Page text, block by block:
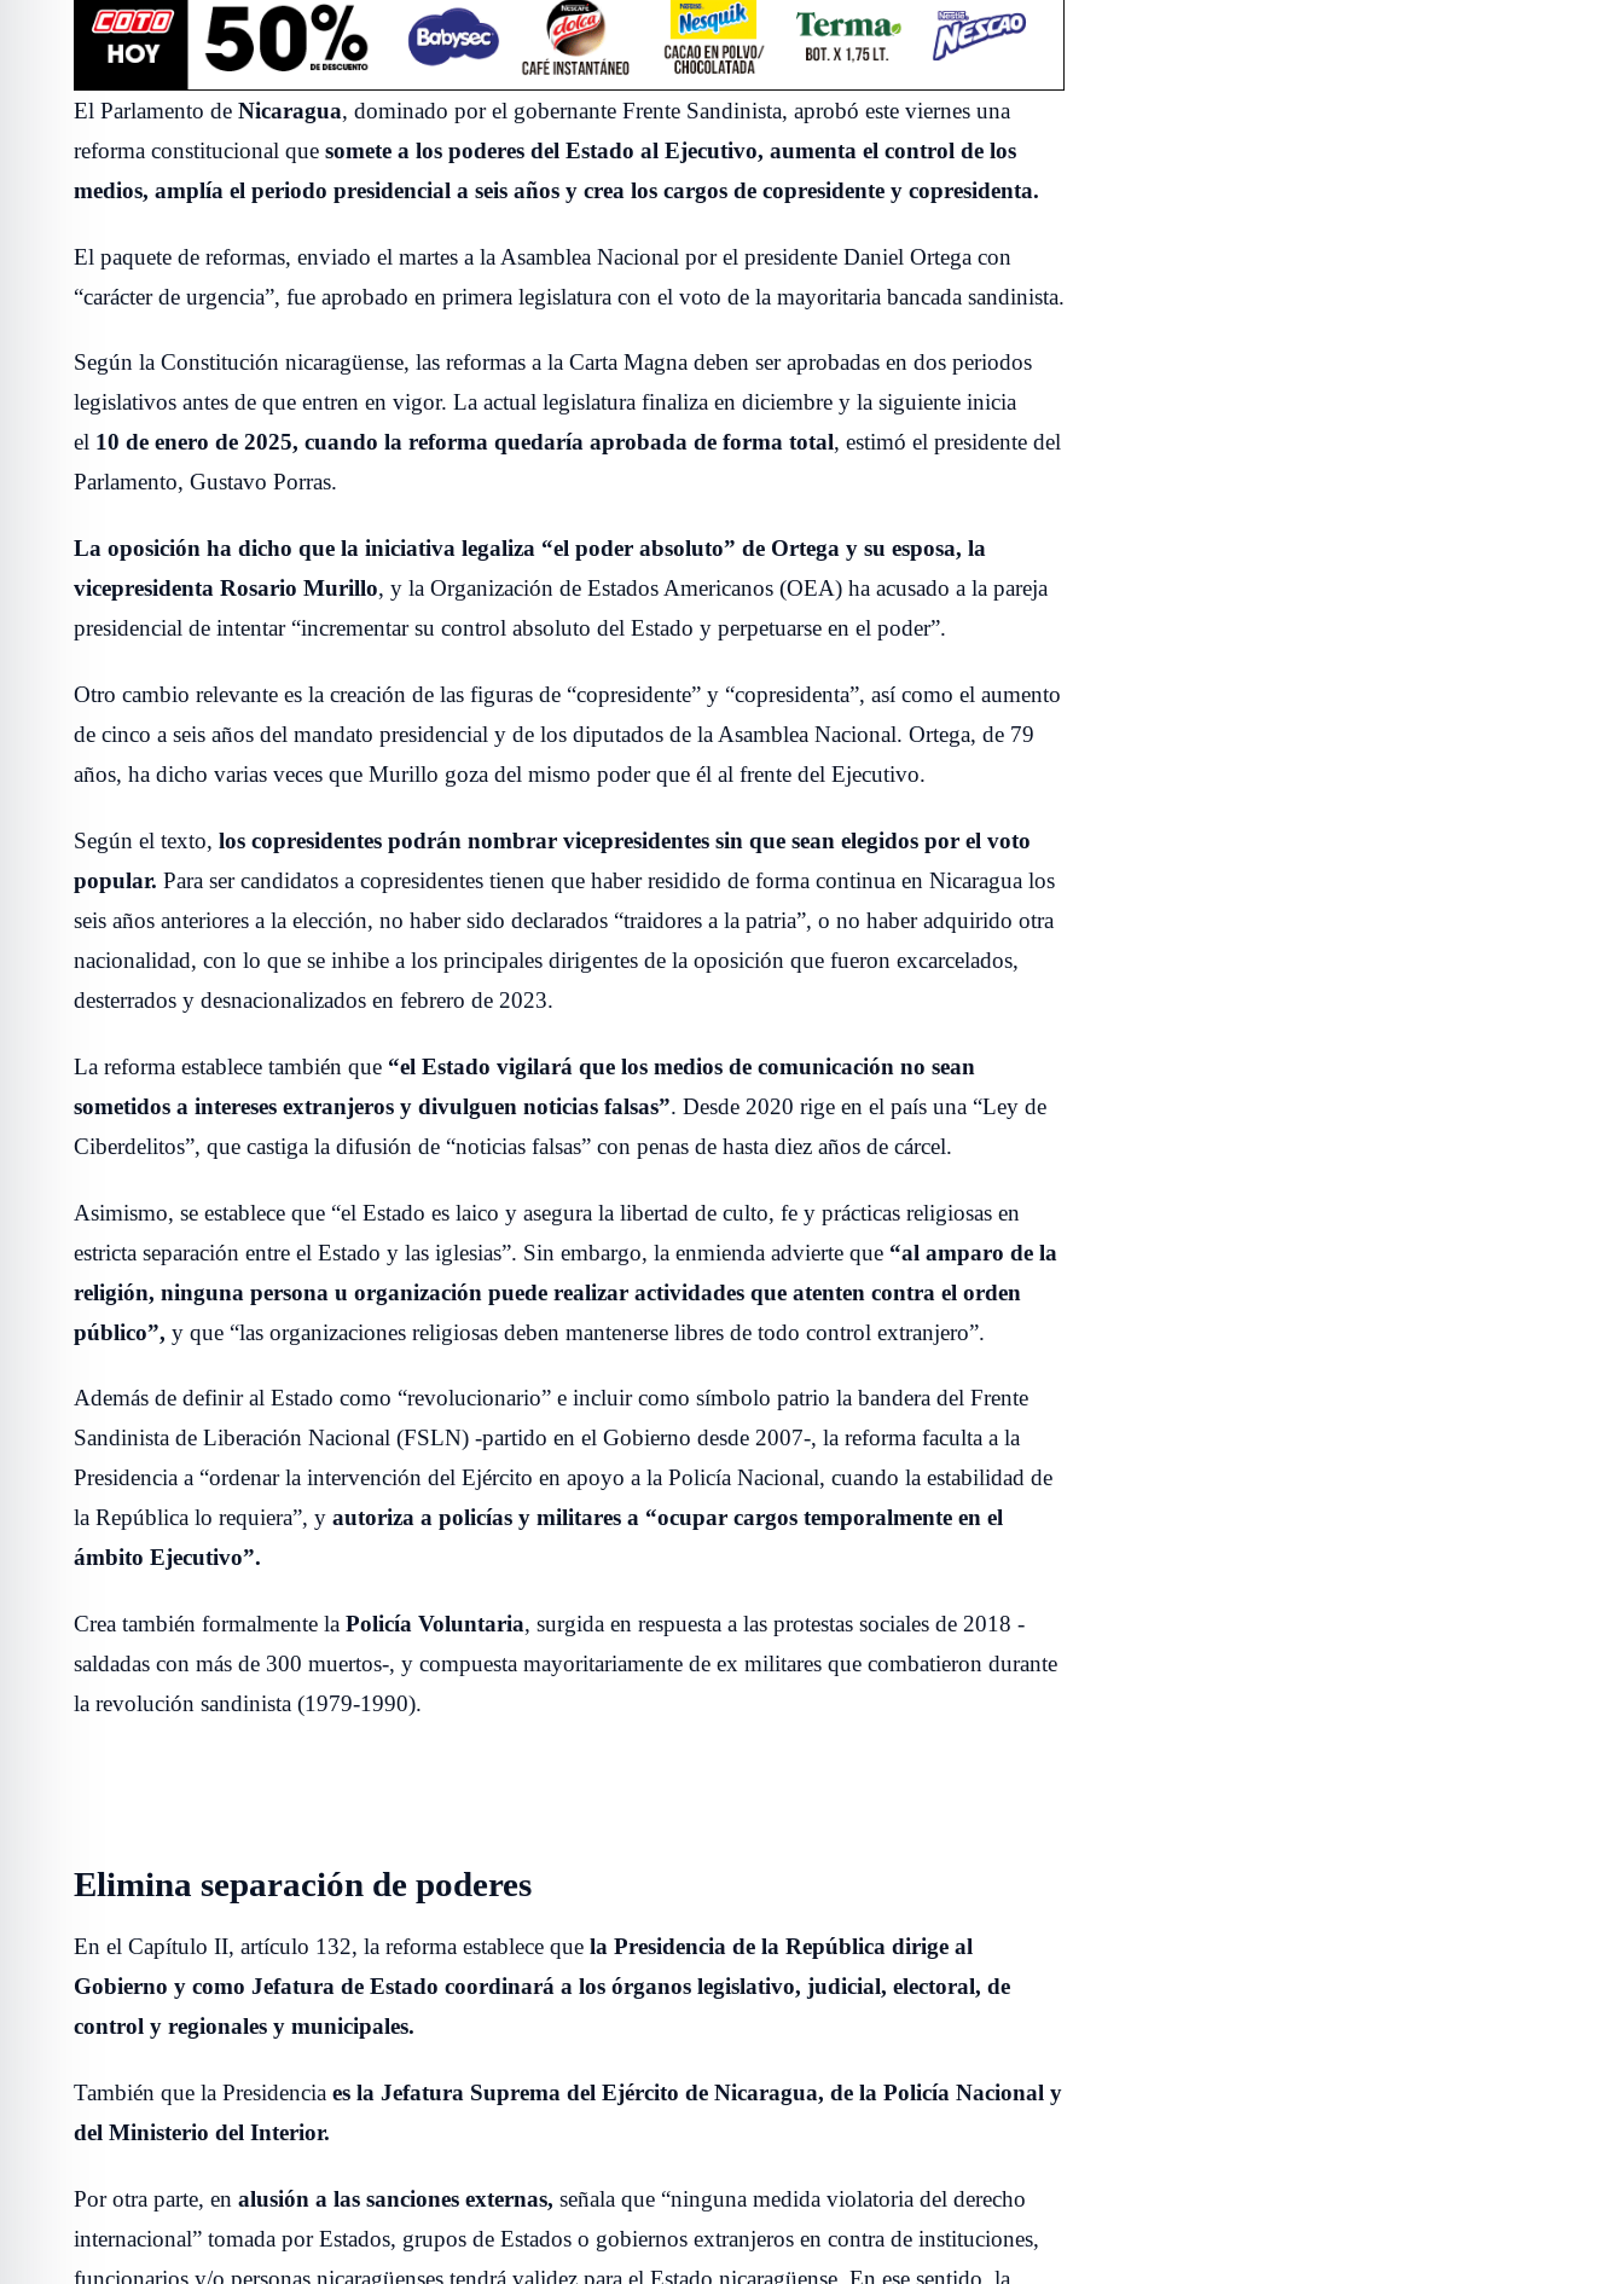
El Parlamento deNicaragua, dominado por el gobernante Frente Sandinista, aprobó este viernes una
reforma constitucional quesomete a los poderes del Estado al Ejecutivo, aumenta el control de los
medios, amplía el periodo presidencial a seis años y crea los cargos de copresidente y copresidenta.
El paquete de reformas, enviado el martes a la Asamblea Nacional por el presidente Daniel Ortega con
“carácter de urgencia”, fue aprobado en primera legislatura con el voto de la mayoritaria bancada sandinista.
Según la Constitución nicaragüense, las reformas a la Carta Magna deben ser aprobadas en dos periodos
legislativos antes de que entren en vigor. La actual legislatura finaliza en diciembre y la siguiente inicia
el 10 de enero de 2025, cuando la reforma quedaría aprobada de forma total, estimó el presidente del
Parlamento, Gustavo Porras.
La oposición ha dicho que la iniciativa legaliza “el poder absoluto” de Ortega y su esposa, la
vicepresidenta Rosario Murillo, y la Organización de Estados Americanos (OEA) ha acusado a la pareja
presidencial de intentar “incrementar su control absoluto del Estado y perpetuarse en el poder”.
Otro cambio relevante es la creación de las figuras de “copresidente” y “copresidenta”, así como el aumento
de cinco a seis años del mandato presidencial y de los diputados de la Asamblea Nacional. Ortega, de 79
años, ha dicho varias veces que Murillo goza del mismo poder que él al frente del Ejecutivo.
Según el texto, los copresidentes podrán nombrar vicepresidentes sin que sean elegidos por el voto
popular. Para ser candidatos a copresidentes tienen que haber residido de forma continua en Nicaragua los
seis años anteriores a la elección, no haber sido declarados “traidores a la patria”, o no haber adquirido otra
nacionalidad, con lo que se inhibe a los principales dirigentes de la oposición que fueron excarcelados,
desterrados y desnacionalizados en febrero de 2023.
La reforma establece también que “el Estado vigilará que los medios de comunicación no sean
sometidos a intereses extranjeros y divulguen noticias falsas”. Desde 2020 rige en el país una “Ley de
Ciberdelitos”, que castiga la difusión de “noticias falsas” con penas de hasta diez años de cárcel.
Asimismo, se establece que “el Estado es laico y asegura la libertad de culto, fe y prácticas religiosas en
estricta separación entre el Estado y las iglesias”. Sin embargo, la enmienda advierte que “al amparo de la
religión, ninguna persona u organización puede realizar actividades que atenten contra el orden
público”, y que “las organizaciones religiosas deben mantenerse libres de todo control extranjero”.
Además de definir al Estado como “revolucionario” e incluir como símbolo patrio la bandera del Frente
Sandinista de Liberación Nacional (FSLN) -partido en el Gobierno desde 2007-, la reforma faculta a la
Presidencia a “ordenar la intervención del Ejército en apoyo a la Policía Nacional, cuando la estabilidad de
la República lo requiera”, y autoriza a policías y militares a “ocupar cargos temporalmente en el
ámbito Ejecutivo”.
Crea también formalmente laPolicía Voluntaria, surgida en respuesta a las protestas sociales de 2018 -
saldadas con más de 300 muertos-, y compuesta mayoritariamente de ex militares que combatieron durante
la revolución sandinista (1979-1990).
Elimina separación de poderes
En el Capítulo II, artículo 132, la reforma establece que la Presidencia de la República dirige al
Gobierno y como Jefatura de Estado coordinará a los órganos legislativo, judicial, electoral, de
control y regionales y municipales.
También que la Presidencia es la Jefatura Suprema del Ejército de Nicaragua, de la Policía Nacional y
del Ministerio del Interior.
Por otra parte, enalusión a las sanciones externas, señala que “ninguna medida violatoria del derecho
internacional” tomada por Estados, grupos de Estados o gobiernos extranjeros en contra de instituciones,
funcionarios y/o personas nicaragüenses tendrá validez para el Estado nicaragüense. En ese sentido, la